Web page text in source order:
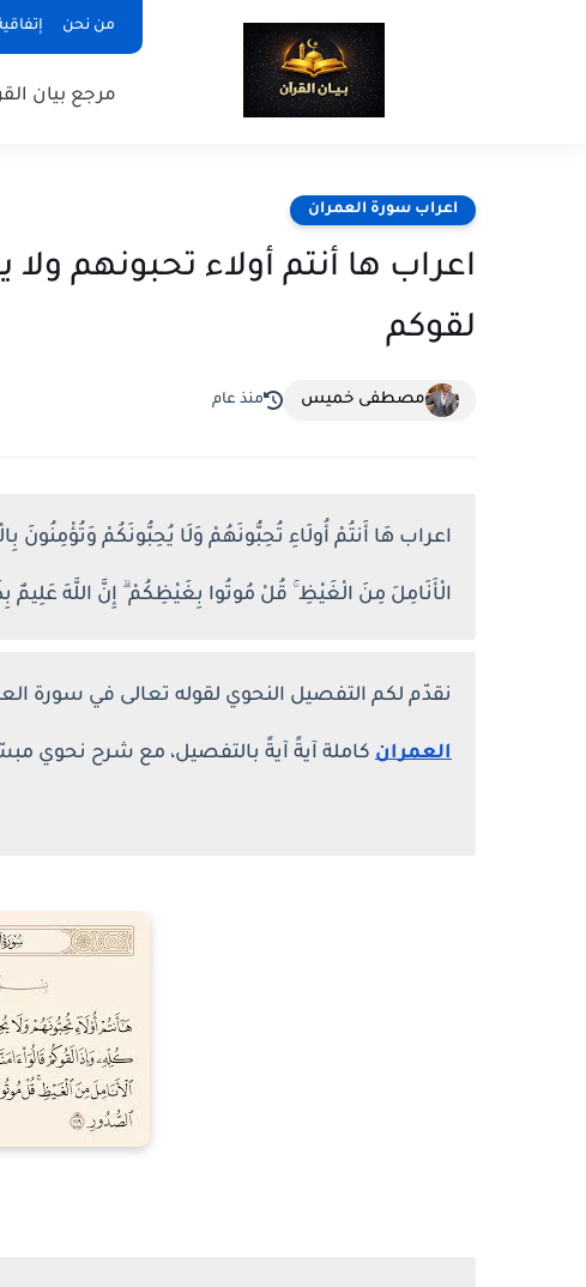
من نحن
مرجع بيان
اعراب سورة العمران
اعراب ها أنتم أولاء تحبونهم
لقوكم
مصطفى خميس منذ عام
اعراب هَا أَنتُمْ أُولَاءِ تُحِبُّونَهُمْ وَلَا يُحِبُّونَكُمْ وَتُؤْمِنُونَ
الْأَنَامِلَ مِنَ الْغَيْظِ ۚ قُلْ مُوتُوا بِغَيْظِكُمْ ۗ إِنَّ اللَّهَ عَلِيمٌ بِذَاتِ الصُّدُورِ
نقدّم لكم التفصيل النحوي لقوله تعالى في سورة العمران آية 119،
العمران كاملة آيةً آيةً بالتفصيل، مع شرح نحوي